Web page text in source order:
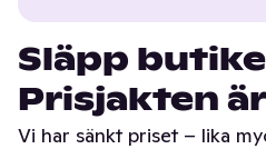
Släpp
Prisjakten
Vi har sänkt priset – lika